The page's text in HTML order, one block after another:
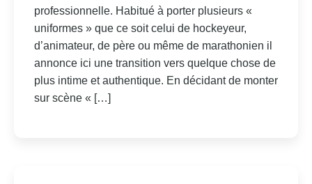
professionnelle. Habitué à porter plusieurs «
uniformes » que ce soit celui de hockeyeur,
d’animateur, de père ou même de marathonien il
annonce ici une transition vers quelque chose de
plus intime et authentique. En décidant de monter
sur scène « […]